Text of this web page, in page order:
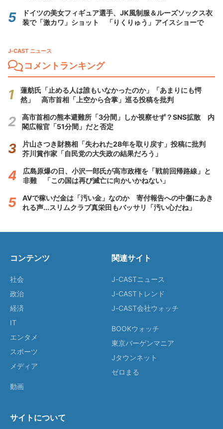
ドイツの美女フィギュア選手、JK風制服＆ルーズソックス衣
装で「激カワ」ショット 「りくりゅう」アイスショーで
J-CAST ニュース
コメントランキング
蓮舫氏「止める人は誰もいなかったのか」「あまりにも愕
然」 高市首相「上空から合掌」巡る投稿を批判
高市首相の熊本避難所「3分間」しか視察せず？SNS拡散 内
閣広報官「51分間」だと否定
片山さつき財務相「失われた28年を取り戻す」投稿に批判
芥川賞作家「自民党の大失政の結果だろう」
広島原爆の日、小沢一郎氏が高市政権を「戦前回帰路線」と
非難 「この国は再び滅亡に向かいかねない」
AVで稼いだ金は「汚い金」なのか 寄付報告への中傷にあき
れる声...スリムクラブ真栄田もバッサリ「汚い心だね」
コンテンツ
社会
政治
経済
IT
エンタメ
スポーツ
メディア
動画
関連サイト
J-CASTニュース
J-CASTトレンド
J-CAST会社ウォッチ
BOOKウォッチ
東京バーゲンマニア
Jタウンネット
ゼロまる
サイトについて